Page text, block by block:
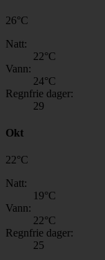
26°C
Natt:
22°C
Vann:
24°C
Regnfrie dager:
29
Okt
22°C
Natt:
19°C
Vann:
22°C
Regnfrie dager:
25